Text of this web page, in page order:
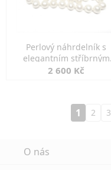
Perlový náhrdelník s
elegantním stříbrným
zapínáním
2 600 Kč
1 2 3
O nás